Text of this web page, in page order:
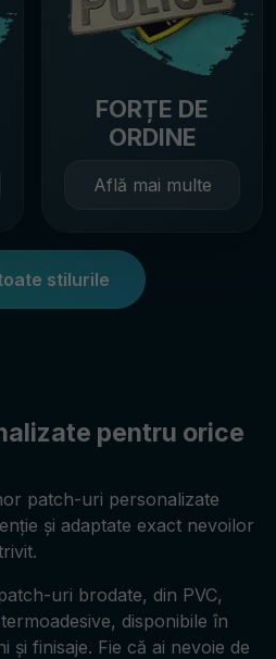
FORȚE DE
ORDINE
Află mai multe
stilurile
pentru orice
patch-uri personalizate
și adaptate exact nevoilor
uri brodate, din PVC,
disponibile în
și finisaje. Fie că ai nevoie de